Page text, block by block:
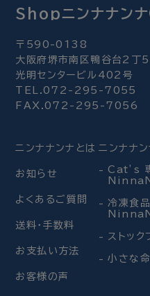
Shopニンナナンナ
〒590-0138
大阪府堺市南区鴨谷台2丁5
光明センタービル402号
TEL.072-295-7055
FAX.072-295-7056
ニンナナンナとは
お知らせ
よくあるご質問
送料・手数料
お支払い方法
お客様の声
ニンナナ
Cat’s
冷凍食
ストック
小さな